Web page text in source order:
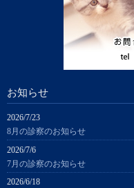
お知らせ
2026/7/23
8月の診察のお知らせ
2026/7/6
7月の診察のお知らせ
2026/6/18